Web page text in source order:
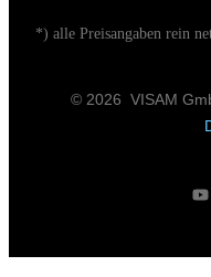
*) alle Preisangaben rein
© 2026 VISAM